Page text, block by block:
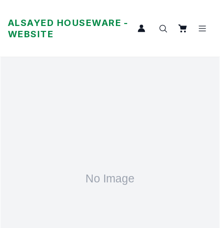
ALSAYED HOUSEWARE -
WEBSITE